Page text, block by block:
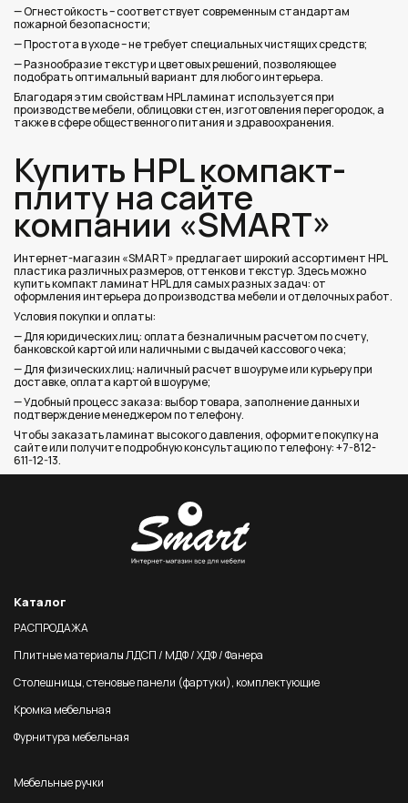
— Огнестойкость – соответствует современным стандартам
пожарной безопасности;
— Простота в уходе – не требует специальных чистящих средств;
— Разнообразие текстур и цветовых решений, позволяющее
подобрать оптимальный вариант для любого интерьера.
Благодаря этим свойствам HPL ламинат используется при
производстве мебели, облицовки стен, изготовления перегородок, а
также в сфере общественного питания и здравоохранения.
Купить HPL компакт-
плиту на сайте
компании «SMART»
Интернет-магазин «SMART» предлагает широкий ассортимент HPL
пластика различных размеров, оттенков и текстур. Здесь можно
купить компакт ламинат HPL для самых разных задач: от
оформления интерьера до производства мебели и отделочных работ.
Условия покупки и оплаты:
— Для юридических лиц: оплата безналичным расчетом по счету,
банковской картой или наличными с выдачей кассового чека;
— Для физических лиц: наличный расчет в шоуруме или курьеру при
доставке, оплата картой в шоуруме;
— Удобный процесс заказа: выбор товара, заполнение данных и
подтверждение менеджером по телефону.
Чтобы заказать ламинат высокого давления, оформите покупку на
сайте или получите подробную консультацию по телефону: +7-812-
611-12-13.
Каталог
РАСПРОДАЖА
Плитные материалы ЛДСП / МДФ / ХДФ / Фанера
Столешницы, стеновые панели (фартуки), комплектующие
Кромка мебельная
Фурнитура мебельная
Мебельные ручки